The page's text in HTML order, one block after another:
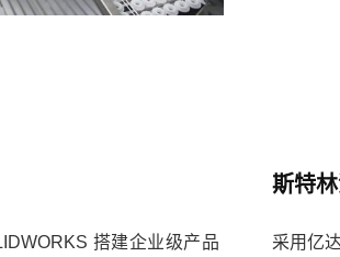
搭建企业级产品
斯特
采用亿